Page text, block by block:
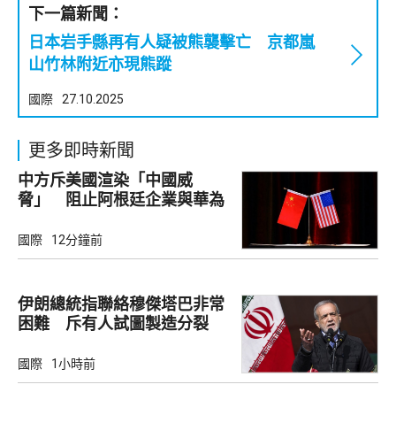
下一篇新聞：
日本岩手縣再有人疑被熊襲擊亡 京都嵐
山竹林附近亦現熊蹤
國際 27.10.2025
更多即時新聞
中方斥美國渲染「中國威
脅」 阻止阿根廷企業與華為
國際 12分鐘前
伊朗總統指聯絡穆傑塔巴非常
困難 斥有人試圖製造分裂
國際 1小時前